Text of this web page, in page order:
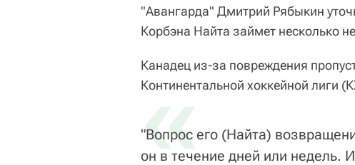
"Авангарда" Дмитрий Рябыкин
Корбэна Найта займет несколько
Канадец из-за повреждения
Континентальной хоккейной лиги
«
"Вопрос его (Найта)
он в течение дней или недель.